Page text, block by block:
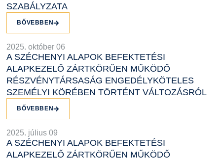
SZABÁLYZATA
BŐVEBBEN
2025. október 06
A SZÉCHENYI ALAPOK BEFEKTETÉSI
ALAPKEZELŐ ZÁRTKÖRŰEN MŰKÖDŐ
RÉSZVÉNYTÁRSASÁG ENGEDÉLYKÖTELES
SZEMÉLYI KÖRÉBEN TÖRTÉNT VÁLTOZÁSRÓL
BŐVEBBEN
2025. július 09
A SZÉCHENYI ALAPOK BEFEKTETÉSI
ALAPKEZELŐ ZÁRTKÖRŰEN MŰKÖDŐ